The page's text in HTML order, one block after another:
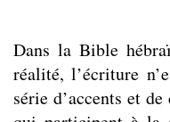
Dans la Bible
réalité, l’écriture
série d’accents et